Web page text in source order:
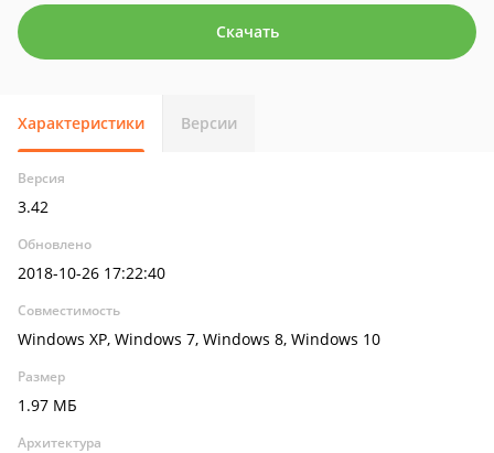
Скачать
Характеристики Версии
Версия
3.42
Обновлено
2018-10-26 17:22:40
Совместимость
Windows XP, Windows 7, Windows 8, Windows 10
Размер
1.97 МБ
Архитектура